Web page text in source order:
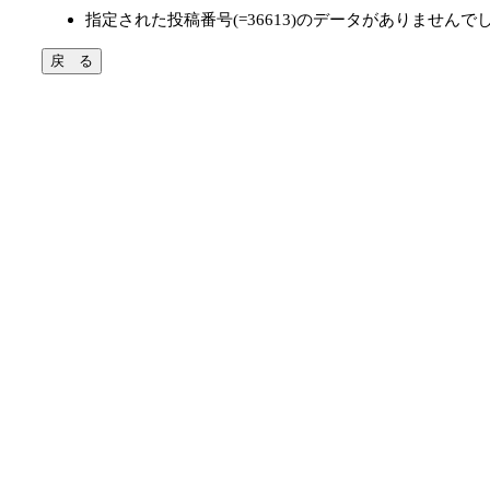
指定された投稿番号(=36613)のデータがありませんで